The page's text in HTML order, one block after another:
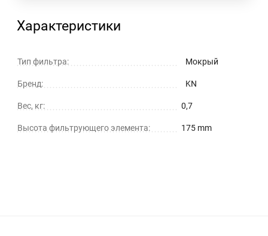
Характеристики
Тип фильтра: Мокрый
Бренд: KN
Вес, кг: 0,7
Высота фильтрующего элемента: 175 mm